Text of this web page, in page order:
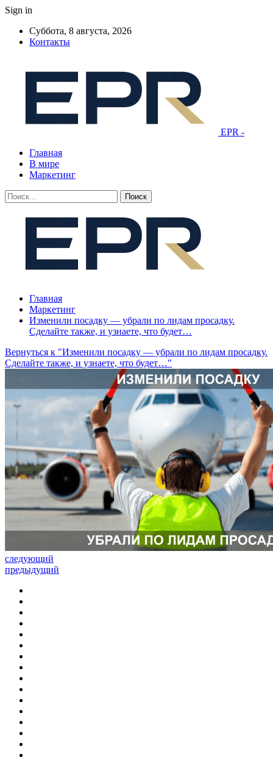
Sign in
Суббота, 8 августа, 2026
Контакты
EPR -
Главная
В мире
Маркетинг
Главная
Маркетинг
Изменили посадку — убрали по лидам просадку.
Сделайте также, и узнаете, что будет…
Вернуться к "Изменили посадку — убрали по лидам просадку.
Сделайте также, и узнаете, что будет…"
следующий
предыдущий